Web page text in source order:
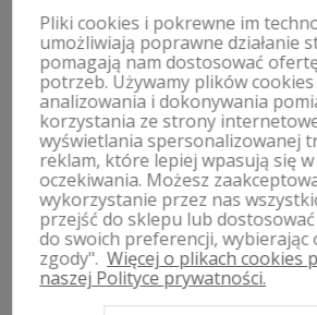
polityce prywatności
ZWROTY, WYMIANY | REGULAMIN
MOJE KONTO
PŁATNOŚCI I DOSTAWA
INFORMACJE
Pliki cookies i pokrewne im
umożliwiają poprawne działanie
pomagają nam dostosować
potrzeb. Używamy plików
analizowania i dokonywania
korzystania ze strony
wyświetlania spersonalizowanej
reklam, które lepiej wpasują się
oczekiwania. Możesz
wykorzystanie przez nas
przejść do sklepu lub
do swoich preferencji, wybierając
zgody". Więcej o plikach cookies
naszej Polityce prywatności.